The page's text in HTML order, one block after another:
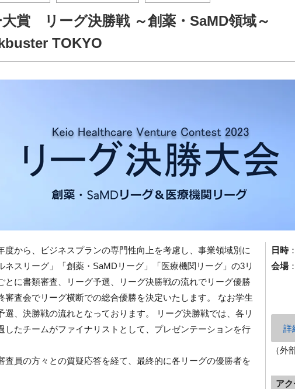
賞 リーグ決勝戦 ～創薬・SaMD領域～
TOKYO
度から、ビジネスプランの専門性向上を考慮し、事業領域別に
スリーグ」「創薬・SaMDリーグ」「医療機関リーグ」の3リ
とに書類審査、リーグ予選、リーグ決勝戦の流れでリーグ優勝
審査会でリーグ横断での総合優勝を決定いたします。 なお学生
、決勝戦の流れとなっております。 リーグ決勝戦では、各リ
したチームがファイナリストとして、プレゼンテーションを行
査員の方々との質疑応答を経て、最終的に各リーグの優勝者を
日時：
会場：
詳
（外
ア